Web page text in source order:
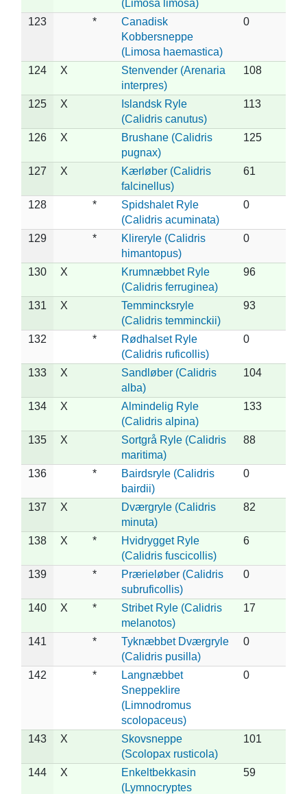
(Limosa limosa)
123
*
Canadisk
Kobbersneppe
(Limosa haemastica)
0
124 X
Stenvender (Arenaria
interpres)
108
125 X
Islandsk Ryle
(Calidris canutus)
113
126 X
Brushane (Calidris
pugnax)
125
127 X
Kærløber (Calidris
falcinellus)
61
128 *
Spidshalet Ryle
(Calidris acuminata)
0
129 *
Klireryle (Calidris
himantopus)
0
130 X
Krumnæbbet Ryle
(Calidris ferruginea)
96
131 X
Temmincksryle
(Calidris temminckii)
93
132 *
Rødhalset Ryle
(Calidris ruficollis)
0
133 X
Sandløber (Calidris
alba)
104
134 X
Almindelig Ryle
(Calidris alpina)
133
135 X
Sortgrå Ryle (Calidris
maritima)
88
136 *
Bairdsryle (Calidris
bairdii)
0
137 X
Dværgryle (Calidris
minuta)
82
138 X *
Hvidrygget Ryle
(Calidris fuscicollis)
6
139 *
Prærieløber (Calidris
subruficollis)
0
140 X *
Stribet Ryle (Calidris
melanotos)
17
141 *
Tyknæbbet Dværgryle
(Calidris pusilla)
0
142 *
Langnæbbet
Sneppeklire
(Limnodromus
scolopaceus)
0
143 X
Skovsneppe
(Scolopax rusticola)
101
144 X
Enkeltbekkasin
(Lymnocryptes
59